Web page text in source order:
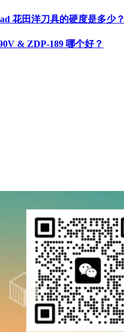
花田洋刀具的硬度是多少？
& ZDP-189 哪个好？